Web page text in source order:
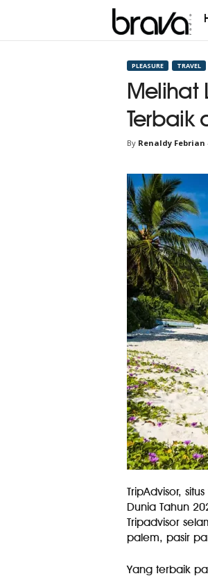
PLEASURE TRAVEL
Melihat
Terbaik
By Renaldy Febrian
TripAdvisor,
Dunia Tahun
Tripadvisor
palem, pasir
Yang terbaik